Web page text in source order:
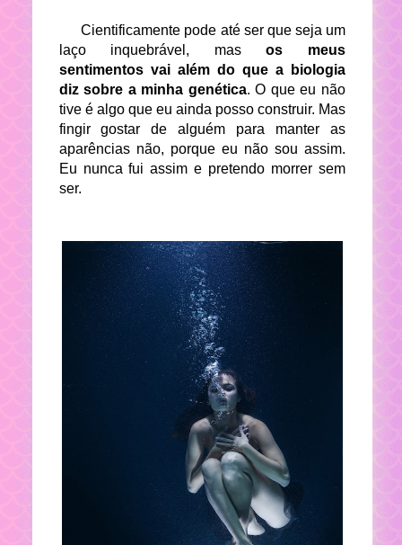
Cientificamente pode até ser que seja um
laço inquebrável, masos meus
sentimentos vai além do que a biologia
diz sobre a minha genética. O que eu não
tive é algo que eu ainda posso construir. Mas
fingir gostar de alguém para manter as
aparências não, porque eu não sou assim.
Eu nunca fui assim e pretendo morrer sem
ser.